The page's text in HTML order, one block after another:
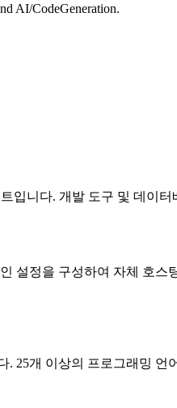
AI/CodeGeneration.
입니다. 개발 도구 및 데이
설정을 구성하여 자체 호
25개 이상의 프로그래밍